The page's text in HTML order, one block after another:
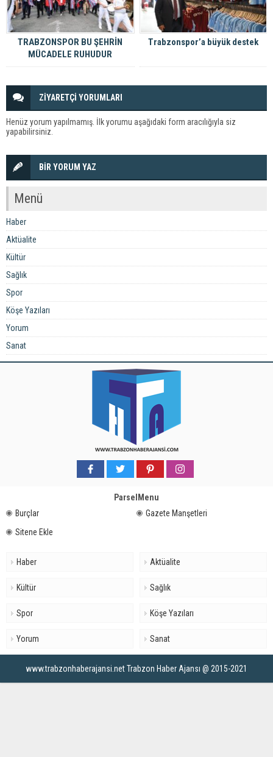
TRABZONSPOR BU ŞEHRİN
MÜCADELE RUHUDUR
Trabzonspor’a büyük destek
ZİYARETÇİ YORUMLARI
Henüz yorum yapılmamış. İlk yorumu aşağıdaki form aracılığıyla siz
yapabilirsiniz.
BİR YORUM YAZ
Menü
Haber
Aktüalite
Kültür
Sağlık
Spor
Köşe Yazıları
Yorum
Sanat
ParselMenu
Burçlar
Gazete Manşetleri
Sitene Ekle
Haber Aktüalite
Kültür Sağlık
Spor Köşe Yazıları
Yorum Sanat
www.trabzonhaberajansi.net Trabzon Haber Ajansı @ 2015-2021